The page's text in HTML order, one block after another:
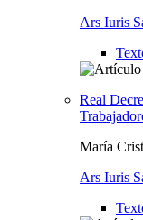
Ars Iuris
Real
María
Ars Iuris